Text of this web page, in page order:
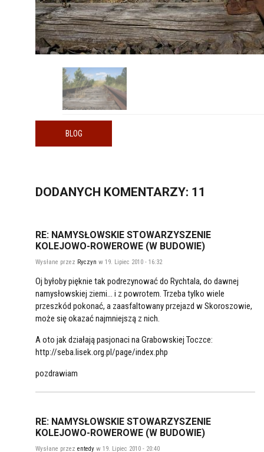
BLOG
DODANYCH KOMENTARZY: 11
RE: NAMYSŁOWSKIE STOWARZYSZENIE
KOLEJOWO-ROWEROWE (W BUDOWIE)
Wysłane przez Ryczyn w 19. Lipiec 2010 - 16:32
Oj byłoby pięknie tak podrezynować do Rychtala, do dawnej
namysłowskiej ziemi... i z powrotem. Trzeba tylko wiele
przeszkód pokonać, a zaasfaltowany przejazd w Skoroszowie,
może się okazać najmniejszą z nich.
A oto jak działają pasjonaci na Grabowskiej Toczce:
http://seba.lisek.org.pl/page/index.php
pozdrawiam
RE: NAMYSŁOWSKIE STOWARZYSZENIE
KOLEJOWO-ROWEROWE (W BUDOWIE)
Wysłane przez entedy w 19. Lipiec 2010 - 20:40